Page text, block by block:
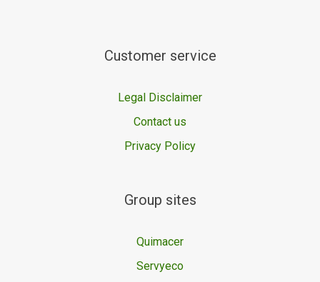
Customer service
Legal Disclaimer
Contact us
Privacy Policy
Group sites
Quimacer
Servyeco